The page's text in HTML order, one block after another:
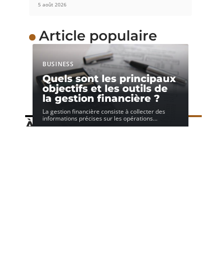
5 août 2026
Article populaire
BUSINESS
Quels sont les principaux
objectifs et les outils de
la gestion financière ?
La gestion financière consiste à collecter des
informations précises sur les opérations…
À découvrir